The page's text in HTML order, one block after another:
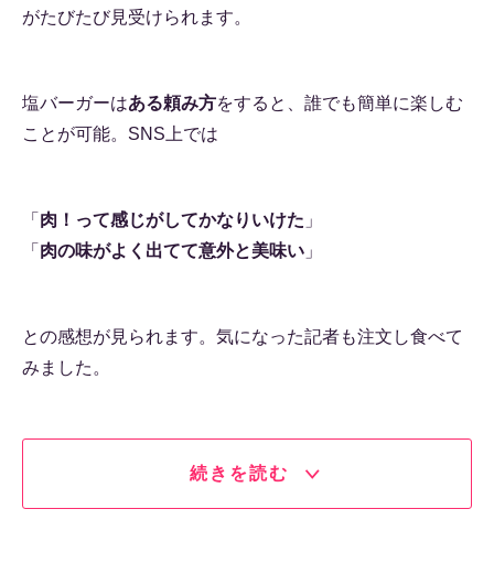
がたびたび見受けられます。
塩バーガーはある頼み方をすると、誰でも簡単に楽しむ
ことが可能。SNS上では
「 肉！って感じがしてかなりいけた 」
「 肉の味がよく出てて意外と美味い 」
との感想が見られます。気になった記者も注文し食べて
みました。
続きを読む